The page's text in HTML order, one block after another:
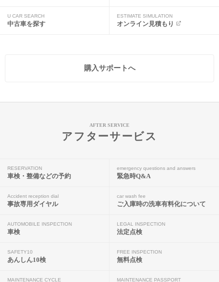
U CAR SEARCH
中古車を探す
ESTIMATE SIMULATION
オンライン見積もり
購入サポートへ
AFTER SERVICE
アフターサービス
RESERVATION
車検・整備などの予約
emergency questions and answers
緊急時Q&A
Accident reception dial
事故専用ダイヤル
car wash fee
ご入庫時の洗車有料化について
AUTOMOBILE INSPECTION
車検
LEGAL INSPECTION
法定点検
SAFETY10
あんしん10検
FREE INSPECTION
無料点検
MAINTENANCE CYCLE MAINTENANCE PASSPORT